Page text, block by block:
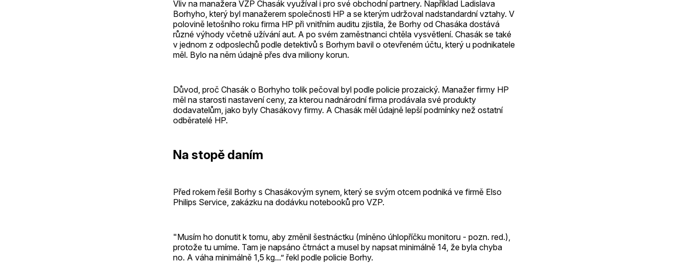
Vliv na manažera VZP Chasák využíval i pro své obchodní partnery. Například Ladislava
Borhyho, který byl manažerem společnosti HP a se kterým udržoval nadstandardní vztahy. V
polovině letošního roku firma HP při vnitřním auditu zjistila, že Borhy od Chasáka dostává
různé výhody včetně užívání aut. A po svém zaměstnanci chtěla vysvětlení. Chasák se také
v jednom z odposlechů podle detektivů s Borhym bavil o otevřeném účtu, který u podnikatele
měl. Bylo na něm údajně přes dva miliony korun.
Důvod, proč Chasák o Borhyho tolik pečoval byl podle policie prozaický. Manažer firmy HP
měl na starosti nastavení ceny, za kterou nadnárodní firma prodávala své produkty
dodavatelům, jako byly Chasákovy firmy. A Chasák měl údajně lepší podmínky než ostatní
odběratelé HP.
Na stopě daním
Před rokem řešil Borhy s Chasákovým synem, který se svým otcem podniká ve firmě Elso
Philips Service, zakázku na dodávku notebooků pro VZP.
"Musím ho donutit k tomu, aby změnil šestnáctku (míněno úhlopříčku monitoru - pozn. red.),
protože tu umíme. Tam je napsáno čtrnáct a musel by napsat minimálně 14, že byla chyba
no. A váha minimálně 1,5 kg...” řekl podle policie Borhy.